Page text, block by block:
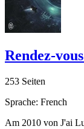
Rendez-
253 Seiten
Sprache: French
Am 2010 von J'ai